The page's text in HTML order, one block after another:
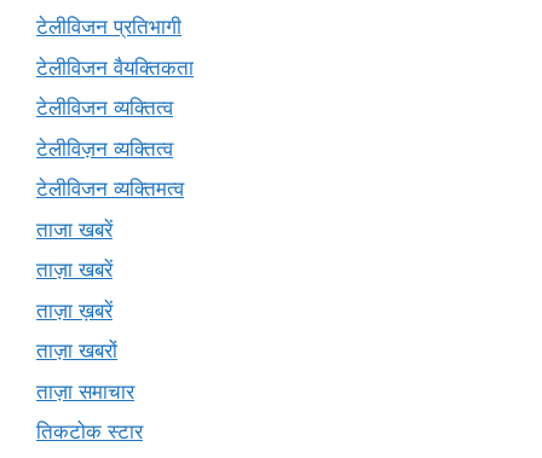
टेलीविजन प्रतिभागी
टेलीविजन वैयक्तिकता
टेलीविजन व्यक्तित्व
टेलीविज़न व्यक्तित्व
टेलीविजन व्यक्तिमत्व
ताजा खबरें
ताज़ा खबरें
ताज़ा ख़बरें
ताज़ा खबरों
ताज़ा समाचार
तिकटोक स्टार